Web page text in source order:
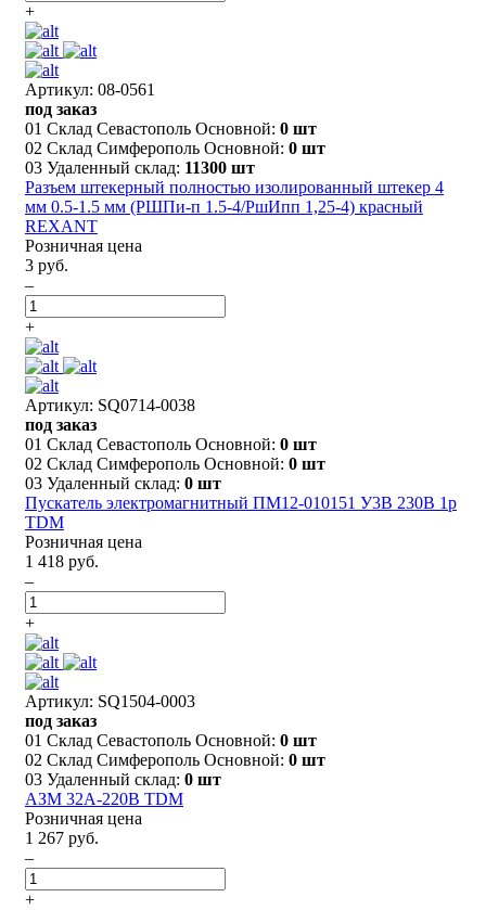
+
Артикул: 08-0561
под заказ
01 Склад Севастополь Основной: 0 шт
02 Склад Симферополь Основной: 0 шт
03 Удаленный склад: 11300 шт
Разъем штекерный полностью изолированный штекер 4
мм 0.5-1.5 мм (РШПи-п 1.5-4/РшИпп 1,25-4) красный
REXANT
Розничная цена
3 руб.
–
+
Артикул: SQ0714-0038
под заказ
01 Склад Севастополь Основной: 0 шт
02 Склад Симферополь Основной: 0 шт
03 Удаленный склад: 0 шт
Пускатель электромагнитный ПМ12-010151 У3В 230В 1р
TDM
Розничная цена
1 418 руб.
–
+
Артикул: SQ1504-0003
под заказ
01 Склад Севастополь Основной: 0 шт
02 Склад Симферополь Основной: 0 шт
03 Удаленный склад: 0 шт
АЗМ 32А-220В TDM
Розничная цена
1 267 руб.
–
+